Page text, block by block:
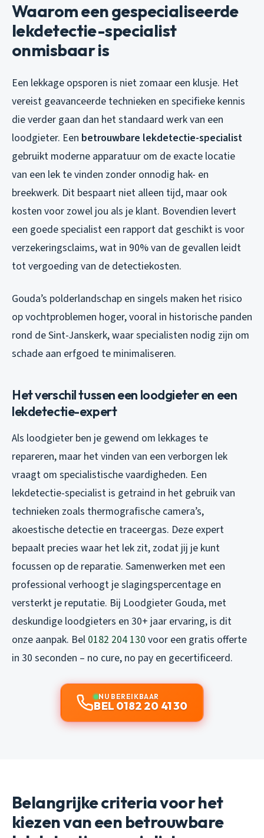
Waarom een gespecialiseerde
lekdetectie-specialist
onmisbaar is
Een lekkage opsporen is niet zomaar een klusje. Het
vereist geavanceerde technieken en specifieke kennis
die verder gaan dan het standaard werk van een
loodgieter. Een betrouwbare lekdetectie-specialist
gebruikt moderne apparatuur om de exacte locatie
van een lek te vinden zonder onnodig hak- en
breekwerk. Dit bespaart niet alleen tijd, maar ook
kosten voor zowel jou als je klant. Bovendien levert
een goede specialist een rapport dat geschikt is voor
verzekeringsclaims, wat in 90% van de gevallen leidt
tot vergoeding van de detectiekosten.
Gouda’s polderlandschap en singels maken het risico
op vochtproblemen hoger, vooral in historische panden
rond de Sint-Janskerk, waar specialisten nodig zijn om
schade aan erfgoed te minimaliseren.
Het verschil tussen een loodgieter en een
lekdetectie-expert
Als loodgieter ben je gewend om lekkages te
repareren, maar het vinden van een verborgen lek
vraagt om specialistische vaardigheden. Een
lekdetectie-specialist is getraind in het gebruik van
technieken zoals thermografische camera’s,
akoestische detectie en traceergas. Deze expert
bepaalt precies waar het lek zit, zodat jij je kunt
focussen op de reparatie. Samenwerken met een
professional verhoogt je slagingspercentage en
versterkt je reputatie. Bij Loodgieter Gouda, met
deskundige loodgieters en 30+ jaar ervaring, is dit
onze aanpak. Bel 0182 204 130 voor een gratis offerte
in 30 seconden – no cure, no pay en gecertificeerd.
NU BEREIKBAAR
BEL 0182 20 41 30
Belangrijke criteria voor het
kiezen van een betrouwbare